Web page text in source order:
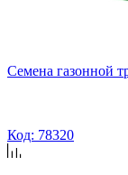
Семена газонной
Код: 78320